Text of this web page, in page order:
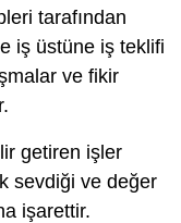
tarafından
iş üstüne iş teklifi
ve fikir
getiren işler
sevdiği ve değer
işarettir.